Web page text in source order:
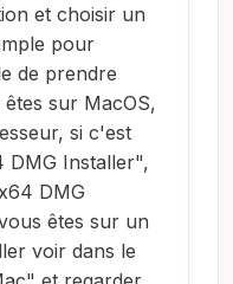
et choisir un
pour
de prendre
sur MacOS,
si c'est
DMG Installer",
DMG
êtes sur un
voir dans le